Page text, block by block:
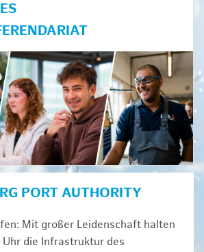
PORT AUTHORITY
Mit großer Leidenschaft halten
die Infrastruktur des